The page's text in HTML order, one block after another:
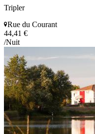
Tripler
Rue du Courant
44,41 €
/Nuit